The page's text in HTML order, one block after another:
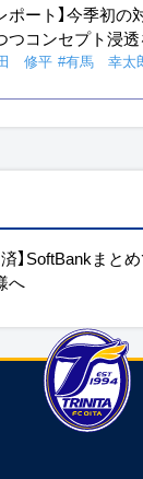
ポート】今季初
つコンセプト浸
修平 #有馬 幸太
済】SoftBankまと
へ